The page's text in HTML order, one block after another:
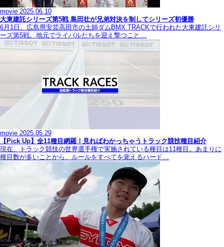
movie 2025.06.10
大東建託シリーズ第5戦 島田壮が兄弟対決を制してシリーズ初優勝
6月1日、広島県安芸高田市の土師ダムBMX TRACKで行われた大東建託シリ
ーズ第5戦。地元でライバルたちを迎え撃つこと…
movie 2025.05.29
【Pick Up】全11種目網羅！見ればわかっちゃうトラック競技種目紹介
現在、トラック競技の世界選手権で実施されている種目は11種目。あまりに
種目数が多いことから、ルールをすべてを覚えるハード…